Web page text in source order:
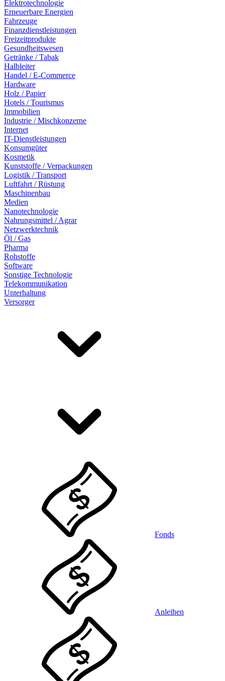
Elektrotechnologie
Erneuerbare Energien
Fahrzeuge
Finanzdienstleistungen
Freizeitprodukte
Gesundheitswesen
Getränke / Tabak
Halbleiter
Handel / E-Commerce
Hardware
Holz / Papier
Hotels / Tourismus
Immobilien
Industrie / Mischkonzerne
Internet
IT-Dienstleistungen
Konsumgüter
Kosmetik
Kunststoffe / Verpackungen
Logistik / Transport
Luftfahrt / Rüstung
Maschinenbau
Medien
Nanotechnologie
Nahrungsmittel / Agrar
Netzwerktechnik
Öl / Gas
Pharma
Rohstoffe
Software
Sonstige Technologie
Telekommunikation
Unterhaltung
Versorger
Fonds
Anleihen